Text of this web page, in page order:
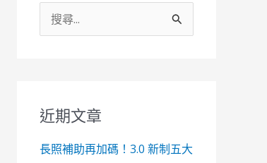
字
近期文章
長照補助再加碼！3.0 新制五大